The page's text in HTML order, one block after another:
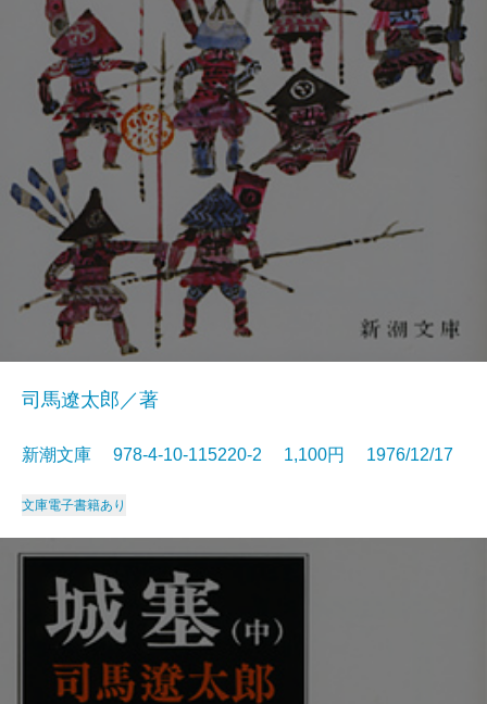
司馬遼太郎／著
新潮文庫 978-4-10-115220-2 1,100円 1976/12/17
文庫電子書籍あり